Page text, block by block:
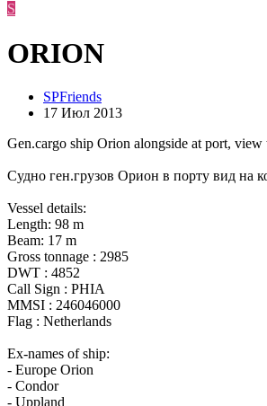
S
ORION
SPFriends
17 Июл 2013
Gen.cargo ship Orion alongside at port, view
Судно ген.грузов Орион в порту вид на
Vessel details:
Length: 98 m
Beam: 17 m
Gross tonnage : 2985
DWT : 4852
Call Sign : PHIA
MMSI : 246046000
Flag : Netherlands
Ex-names of ship:
- Europe Orion
- Condor
- Uppland